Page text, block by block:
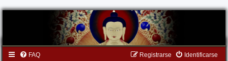
FAQ Identificarse
Registrarse